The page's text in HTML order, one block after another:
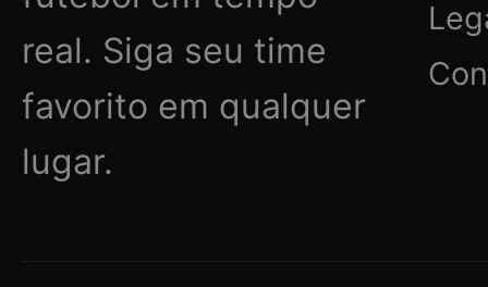
real. Siga seu time
favorito em qualquer
lugar.